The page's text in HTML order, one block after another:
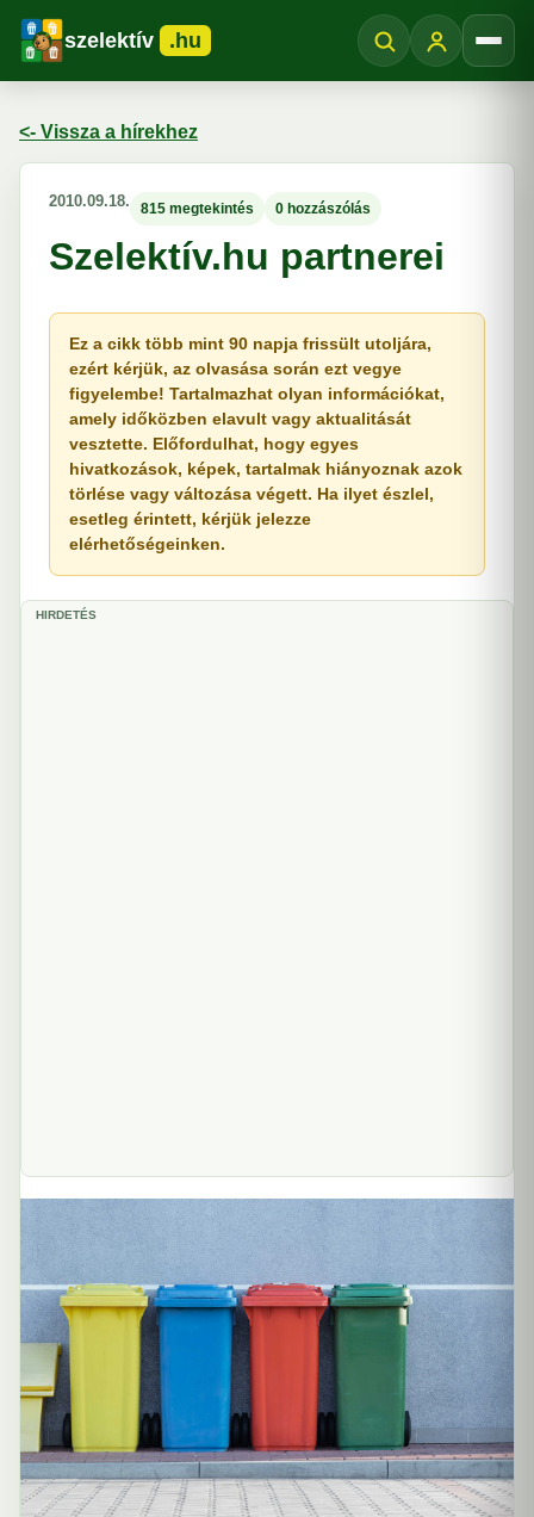
szelektív .hu
<- Vissza a hírekhez
2010.09.18. 815 megtekintés 0 hozzászólás
Szelektív.hu partnerei
Ez a cikk több mint 90 napja frissült utoljára,
ezért kérjük, az olvasása során ezt vegye
figyelembe! Tartalmazhat olyan információkat,
amely időközben elavult vagy aktualitását
vesztette. Előfordulhat, hogy egyes
hivatkozások, képek, tartalmak hiányoznak azok
törlése vagy változása végett. Ha ilyet észlel,
esetleg érintett, kérjük jelezze
elérhetőségeinken.
HIRDETÉS